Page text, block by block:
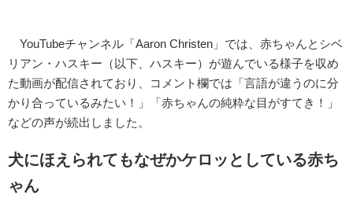
YouTubeチャンネル「Aaron Christen」では、赤ちゃんとシベ
リアン・ハスキー（以下、ハスキー）が遊んでいる様子を収め
た動画が配信されており、コメント欄では「言語が違うのに分
かり合っているみたい！」「赤ちゃんの純粋な目がすてき！」
などの声が続出しました。
犬にほえられてもなぜかケロッとしている赤ち
ゃん